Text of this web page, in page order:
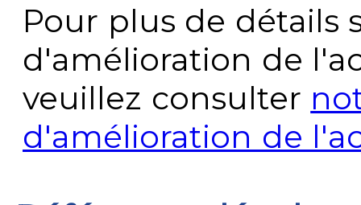
Pour plus de détails
d'amélioration de
veuillez consulter
d'amélioration de